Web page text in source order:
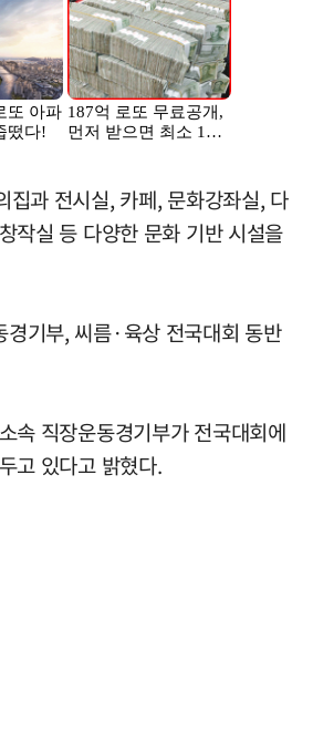
집과 전시실, 카페, 문화강좌실, 다
작실 등 다양한 문화 기반 시설을
기부, 씨름·육상 전국대회 동반
속 직장운동경기부가 전국대회에
고 있다고 밝혔다.